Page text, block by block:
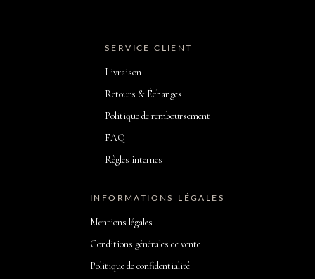
SERVICE CLIENT
Livraison
Retours & Échanges
Politique de remboursement
FAQ
Règles internes
INFORMATIONS LÉGALES
Mentions légales
Conditions générales de vente
Politique de confidentialité